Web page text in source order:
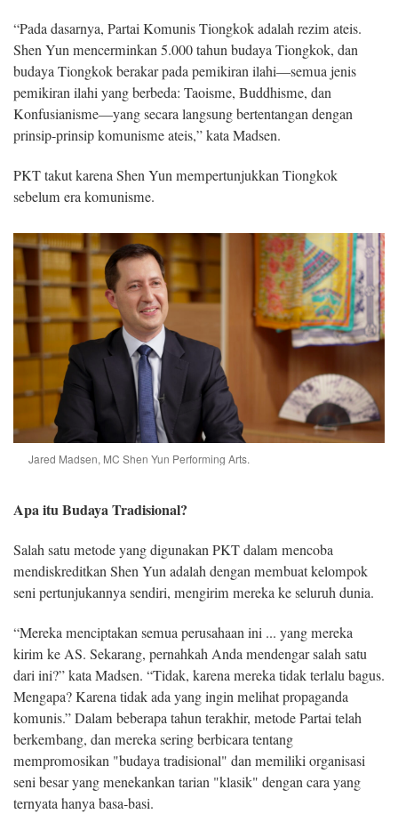
“Pada dasarnya, Partai Komunis Tiongkok adalah rezim ateis.
Shen Yun mencerminkan 5.000 tahun budaya Tiongkok, dan
budaya Tiongkok berakar pada pemikiran ilahi—semua jenis
pemikiran ilahi yang berbeda: Taoisme, Buddhisme, dan
Konfusianisme—yang secara langsung bertentangan dengan
prinsip-prinsip komunisme ateis,” kata Madsen.
PKT takut karena Shen Yun mempertunjukkan Tiongkok
sebelum era komunisme.
Jared Madsen, MC Shen Yun Performing Arts.
Apa itu Budaya Tradisional?
Salah satu metode yang digunakan PKT dalam mencoba
mendiskreditkan Shen Yun adalah dengan membuat kelompok
seni pertunjukannya sendiri, mengirim mereka ke seluruh dunia.
“Mereka menciptakan semua perusahaan ini ... yang mereka
kirim ke AS. Sekarang, pernahkah Anda mendengar salah satu
dari ini?” kata Madsen. “Tidak, karena mereka tidak terlalu bagus.
Mengapa? Karena tidak ada yang ingin melihat propaganda
komunis.” Dalam beberapa tahun terakhir, metode Partai telah
berkembang, dan mereka sering berbicara tentang
mempromosikan "budaya tradisional" dan memiliki organisasi
seni besar yang menekankan tarian "klasik" dengan cara yang
ternyata hanya basa-basi.